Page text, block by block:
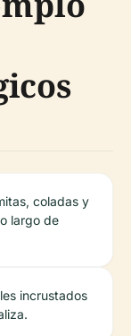
coladas y
largo de
incrustados